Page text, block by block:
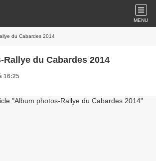
MENU
du Cabardes 2014
du Cabardes 2014
16:25